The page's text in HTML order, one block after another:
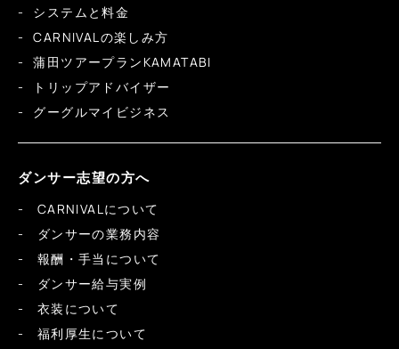
システムと料金
CARNIVALの楽しみ方
蒲田ツアープランKAMATABI
トリップアドバイザー
グーグルマイビジネス
ダンサー志望の方へ
CARNIVALについて
ダンサーの業務内容
報酬・手当について
ダンサー給与実例
衣装について
福利厚生について